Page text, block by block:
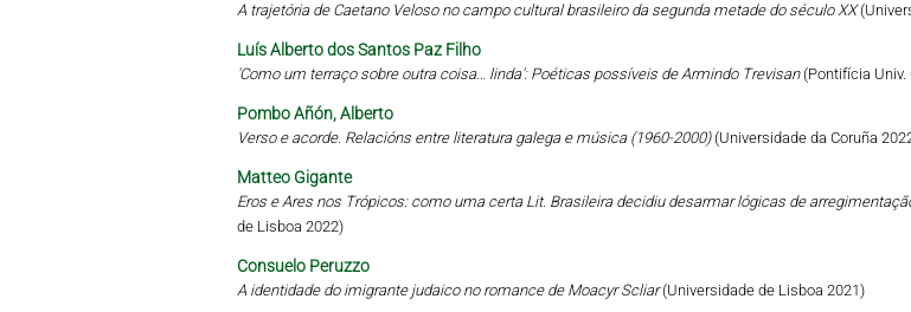
A trajetória de Caetano Veloso no campo cultural brasileiro da segunda metade do século XX
Luís Alberto dos Santos Paz Filho
'Como um terraço sobre outra coisa… linda': Poéticas possíveis de Armindo Trevisan(Pontifícia Univ.
Pombo Añón, Alberto
Verso e acorde. Relacións entre literatura galega e música (1960-2000)(Universidade da Coruña
Matteo Gigante
Eros e Ares nos Trópicos: como uma certa Lit. Brasileira decidiu desarmar lógicas de
de Lisboa 2022)
Consuelo Peruzzo
A identidade do imigrante judaico no romance de Moacyr Scliar(Universidade de Lisboa 2021)